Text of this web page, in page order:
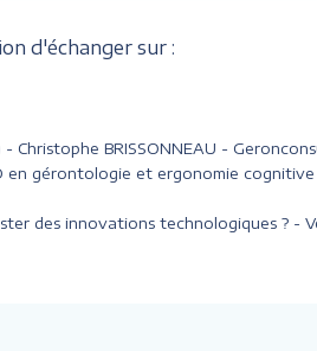
d'échanger sur :
Christophe BRISSONNEAU -
en gérontologie et ergonomie cognitive
des innovations technologiques ? -